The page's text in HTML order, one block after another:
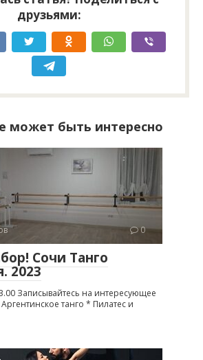
друзьями:
может быть интересно
0
Сочи Танго
2023
Записывайтесь на интересующее
танго * Пилатес и